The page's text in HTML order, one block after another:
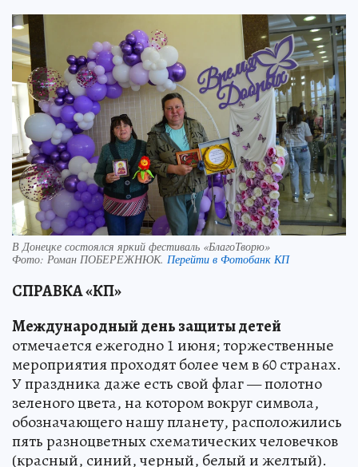
В Донецке состоялся яркий фестиваль «БлагоТворю»
Фото: Роман ПОБЕРЕЖНЮК. Перейти в Фотобанк КП
СПРАВКА «КП»
Международный день защиты детей
отмечается ежегодно 1 июня; торжественные
мероприятия проходят более чем в 60 странах.
У праздника даже есть свой флаг — полотно
зеленого цвета, на котором вокруг символа,
обозначающего нашу планету, расположились
пять разноцветных схематических человечков
(красный, синий, черный, белый и желтый).